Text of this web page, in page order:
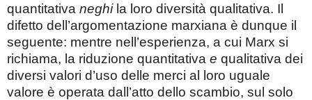
quantitativa neghila loro diversità qualitativa. Il
difetto dell’argomentazione marxiana è dunque il
seguente: mentre nell’esperienza, a cui Marx si
richiama, la riduzione quantitativa e qualitativa dei
diversi valori d’uso delle merci al loro uguale
valore è operata dall’atto dello scambio, sul solo